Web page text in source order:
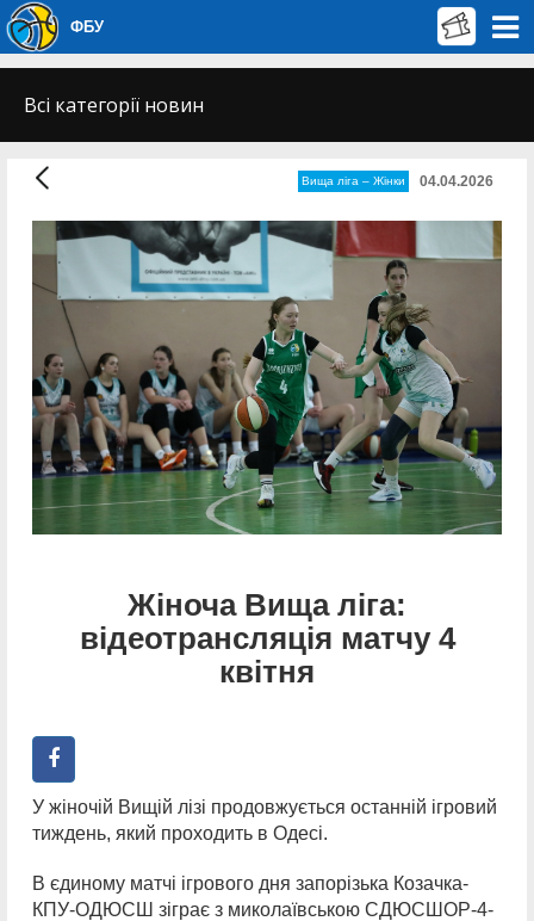
ФБУ
Всі категорії новин
Вища лiга – Жiнки 04.04.2026
Жіноча Вища ліга:
відеотрансляція матчу 4
квітня
У жіночій Вищій лізі продовжується останній ігровий
тиждень, який проходить в Одесі.
В єдиному матчі ігрового дня запорізька Козачка-
КПУ-ОДЮСШ зіграє з миколаївською СДЮСШОР-4-